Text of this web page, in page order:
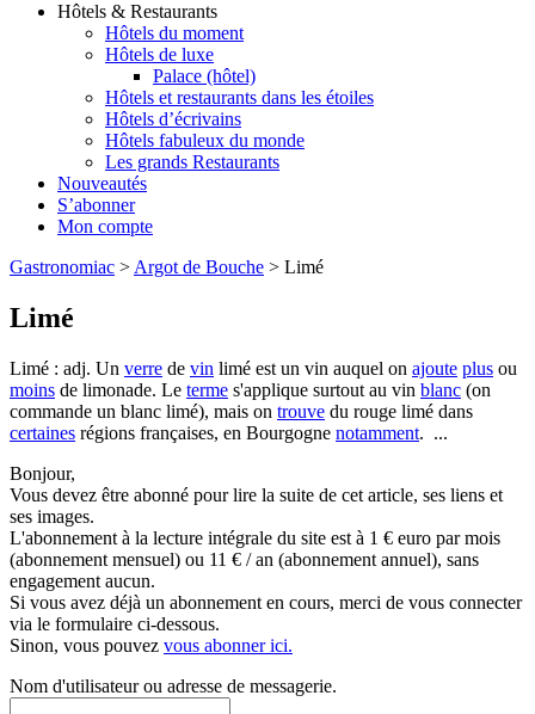
Hôtels & Restaurants
Hôtels du moment
Hôtels de luxe
Palace (hôtel)
Hôtels et restaurants dans les étoiles
Hôtels d’écrivains
Hôtels fabuleux du monde
Les grands Restaurants
Nouveautés
S’abonner
Mon compte
Gastronomiac > Argot de Bouche > Limé
Limé
Limé : adj. Un verre de vin limé est un vin auquel on ajoute plus ou
moins de limonade. Le terme s'applique surtout au vin blanc (on
commande un blanc limé), mais on trouve du rouge limé dans
certaines régions françaises, en Bourgogne notamment. ...
Bonjour,
Vous devez être abonné pour lire la suite de cet article, ses liens et
ses images.
L'abonnement à la lecture intégrale du site est à 1 € euro par mois
(abonnement mensuel) ou 11 € / an (abonnement annuel), sans
engagement aucun.
Si vous avez déjà un abonnement en cours, merci de vous connecter
via le formulaire ci-dessous.
Sinon, vous pouvez vous abonner ici.
Nom d'utilisateur ou adresse de messagerie.